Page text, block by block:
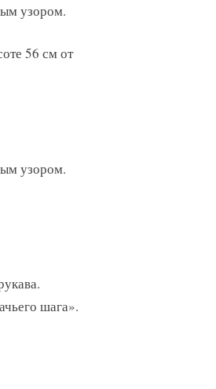
узором.
56 см от
узором.
шага».